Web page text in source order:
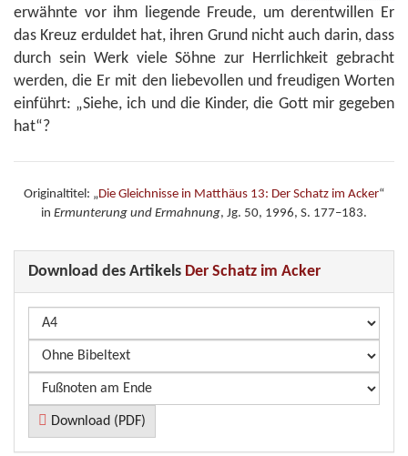
erwähnte vor ihm liegende Freude, um derentwillen Er
das Kreuz erduldet hat, ihren Grund nicht auch darin, dass
durch sein Werk viele Söhne zur Herrlichkeit gebracht
werden, die Er mit den liebevollen und freudigen Worten
einführt: „Siehe, ich und die Kinder, die Gott mir gegeben
hat“?
Originaltitel: „Die Gleichnisse in Matthäus 13: Der Schatz im Acker“
in Ermunterung und Ermahnung, Jg. 50, 1996, S. 177–183.
Download des Artikels Der Schatz im Acker
Download (PDF)